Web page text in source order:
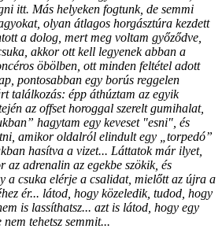
itt. Más helyeken fogtunk, de semmi
olyan átlagos horgásztúra kezdett
a dolog, mert meg voltam győződve,
akkor ott kell legyenek abban a
öbölben, ott minden feltétel adott
pontosabban egy borús reggelen
találkozás: épp áthúztam az egyik
az offset horoggal szerelt gumihalat,
hagytam egy keveset "esni", és
amikor oldalról elindult egy „torpedó”
hasítva a vizet... Láttatok már ilyet,
az adrenalin az egekbe szökik, és
a csuka elérje a csalidat, mielőtt az újra a
ér... látod, hogy közeledik, tudod, hogy
is lassíthatsz... azt is látod, hogy egy
tehetsz semmit...